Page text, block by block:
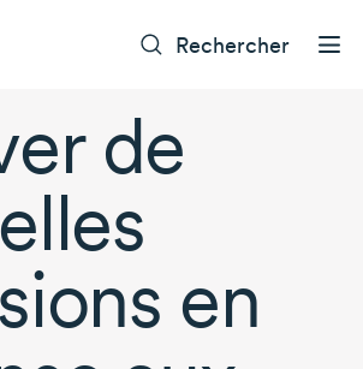
Rechercher
de
en